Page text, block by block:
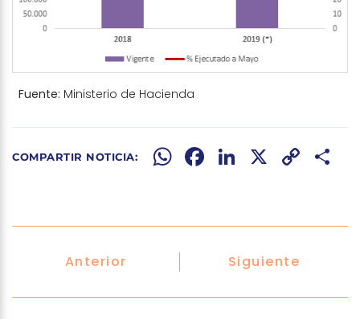
Fuente: Ministerio de Hacienda
Anterior Siguiente